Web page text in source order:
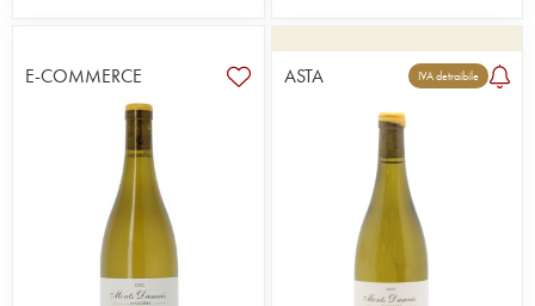
E-COMMERCE ASTA IVA detraibile